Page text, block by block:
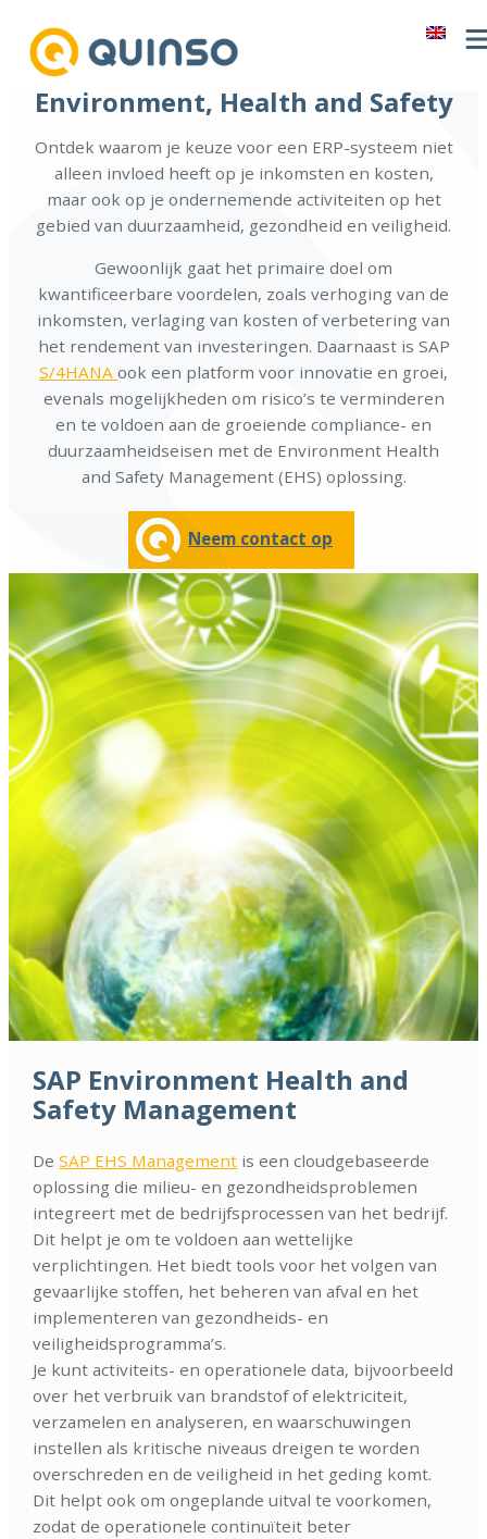
naar
inhoud
Environment, Health and Safety
Ontdek waarom je keuze voor een ERP-systeem niet
alleen invloed heeft op je inkomsten en kosten,
maar ook op je ondernemende activiteiten op het
gebied van duurzaamheid, gezondheid en veiligheid.
Gewoonlijk gaat het primaire doel om
kwantificeerbare voordelen, zoals verhoging van de
inkomsten, verlaging van kosten of verbetering van
het rendement van investeringen. Daarnaast is SAP
S/4HANA ook een platform voor innovatie en groei,
evenals mogelijkheden om risico’s te verminderen
en te voldoen aan de groeiende compliance- en
duurzaamheidseisen met de Environment Health
and Safety Management (EHS) oplossing.
Neem contact op
SAP Environment Health and
Safety Management
DeSAP EHS Management is een cloudgebaseerde
oplossing die milieu- en gezondheidsproblemen
integreert met de bedrijfsprocessen van het bedrijf.
Dit helpt je om te voldoen aan wettelijke
verplichtingen. Het biedt tools voor het volgen van
gevaarlijke stoffen, het beheren van afval en het
implementeren van gezondheids- en
veiligheidsprogramma’s.
Je kunt activiteits- en operationele data, bijvoorbeeld
over het verbruik van brandstof of elektriciteit,
verzamelen en analyseren, en waarschuwingen
instellen als kritische niveaus dreigen te worden
overschreden en de veiligheid in het geding komt.
Dit helpt ook om ongeplande uitval te voorkomen,
zodat de operationele continuïteit beter